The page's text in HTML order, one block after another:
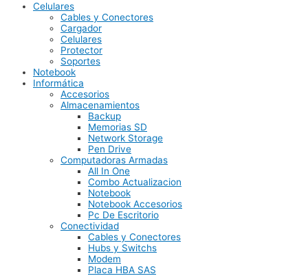
Celulares
Cables y Conectores
Cargador
Celulares
Protector
Soportes
Notebook
Informática
Accesorios
Almacenamientos
Backup
Memorias SD
Network Storage
Pen Drive
Computadoras Armadas
All In One
Combo Actualizacion
Notebook
Notebook Accesorios
Pc De Escritorio
Conectividad
Cables y Conectores
Hubs y Switchs
Modem
Placa HBA SAS